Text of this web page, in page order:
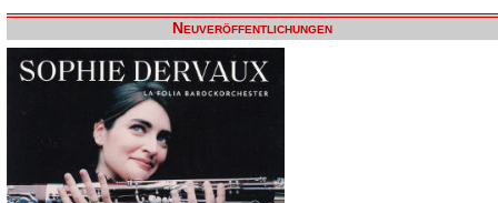
Neuveröffentlichungen